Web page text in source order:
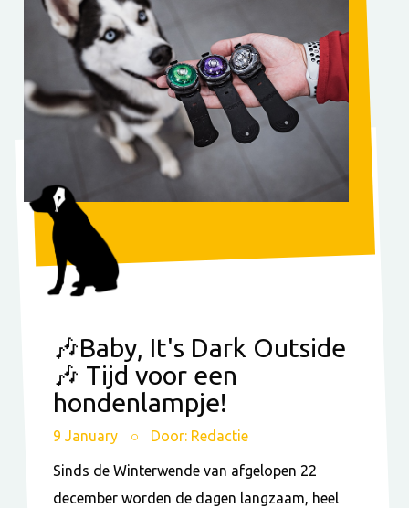
🎶Baby, It's Dark Outside
🎶 Tijd voor een
hondenlampje!
9 January Door: Redactie
Sinds de Winterwende van afgelopen 22
december worden de dagen langzaam, heel